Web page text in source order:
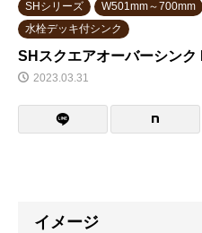
SHシリーズ
W501mm～700mm
水栓デッキ付シンク
SHスクエアオーバーシン
2023.03.31
イメージ